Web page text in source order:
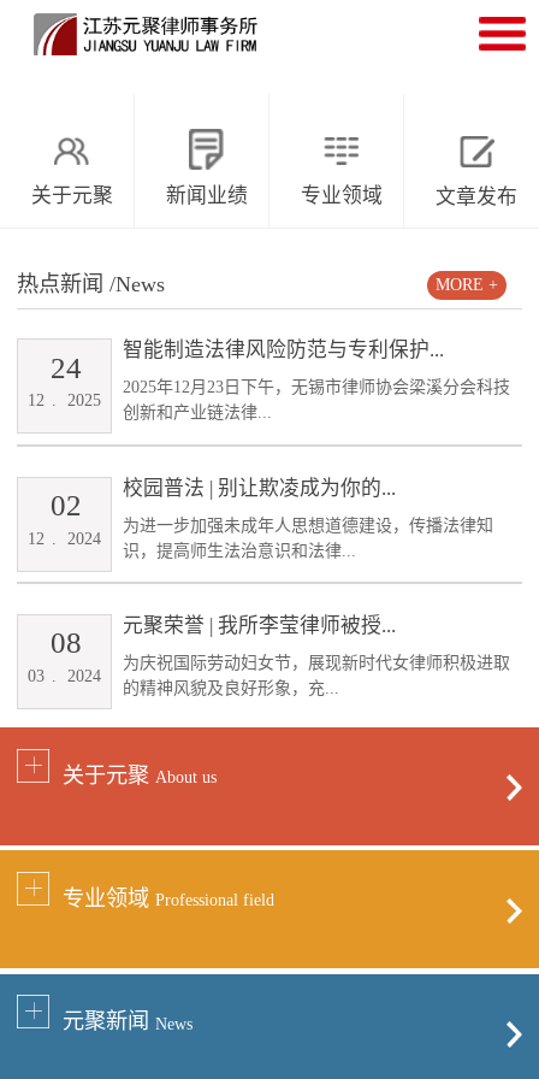
关于元聚 新闻业绩 专业领域 文章发布
热点新闻 /News
智能制造法律风险防范与专利保护...
2025年12月23日下午，无锡市律师协会梁溪分会科技
创新和产业链法律...
12 . 2025
24
校园普法 | 别让欺凌成为你的...
为进一步加强未成年人思想道德建设，传播法律知
识，提高师生法治意识和法律...
12 2024
02
元聚荣誉 | 我所李莹律师被授...
为庆祝国际劳动妇女节，展现新时代女律师积极进取
的精神风貌及良好形象，充...
03 2024
08
MORE +
关于元聚 About us
专业领域 Professional field
元聚新闻 News